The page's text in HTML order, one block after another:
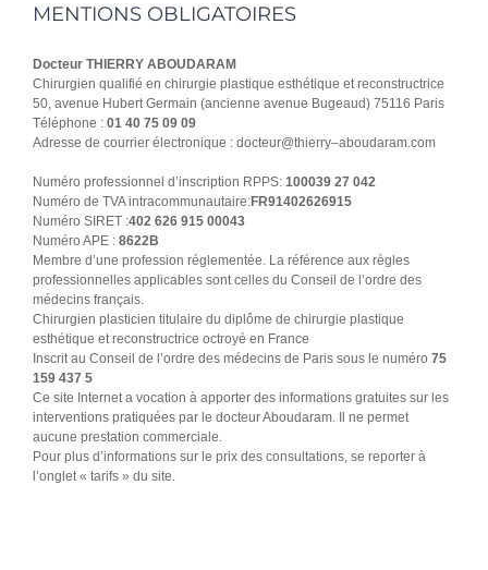
MENTIONS OBLIGATOIRES
Docteur THIERRY ABOUDARAM
Chirurgien qualifié en chirurgie plastique esthétique et reconstructrice
50, avenue Hubert Germain (ancienne avenue Bugeaud) 75116 Paris
Téléphone : 01 40 75 09 09
Adresse de courrier électronique : docteur@thierry–aboudaram.com
Numéro professionnel d’inscription RPPS: 100039 27 042
Numéro de TVA intracommunautaire:FR91402626915
Numéro SIRET :402 626 915 00043
Numéro APE : 8622B
Membre d’une profession réglementée. La référence aux règles
professionnelles applicables sont celles du Conseil de l’ordre des
médecins français.
Chirurgien plasticien titulaire du diplôme de chirurgie plastique
esthétique et reconstructrice octroyé en France
Inscrit au Conseil de l’ordre des médecins de Paris sous le numéro 75
159 437 5
Ce site Internet a vocation à apporter des informations gratuites sur les
interventions pratiquées par le docteur Aboudaram. Il ne permet
aucune prestation commerciale.
Pour plus d’informations sur le prix des consultations, se reporter à
l’onglet « tarifs » du site.